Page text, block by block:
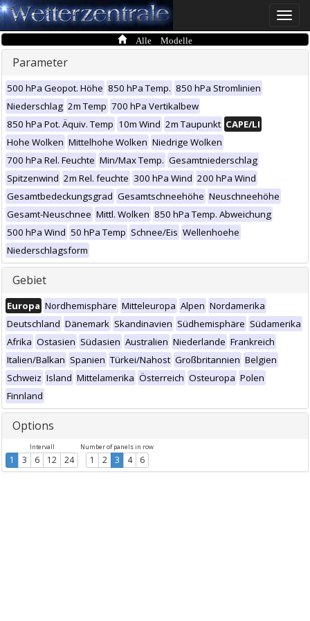
Toggle
Alle Modelle
Parameter
500 hPa Geopot. Höhe 850 hPa Temp. 850 hPa Stromlinien
Niederschlag 2m Temp 700 hPa Vertikalbew
850 hPa Pot. Äquiv. Temp 10m Wind 2m Taupunkt CAPE/LI
Hohe Wolken Mittelhohe Wolken Niedrige Wolken
700 hPa Rel. Feuchte Min/Max Temp. Gesamtniederschlag
Spitzenwind 2m Rel. feuchte 300 hPa Wind 200 hPa Wind
Gesamtbedeckungsgrad Gesamtschneehöhe Neuschneehöhe
Gesamt-Neuschnee Mittl. Wolken 850 hPa Temp. Abweichung
500 hPa Wind 50 hPa Temp Schnee/Eis Wellenhoehe
Niederschlagsform
Gebiet
Europa Nordhemisphäre Mitteleuropa Alpen Nordamerika
Deutschland Dänemark Skandinavien Südhemisphäre Südamerika
Afrika Ostasien Südasien Australien Niederlande Frankreich
Italien/Balkan Spanien Türkei/Nahost Großbritannien Belgien
Schweiz Island Mittelamerika Österreich Osteuropa Polen
Finnland
Options
Intervall
1 3 6 12 24
Number of panels in row
1 2 3 4 6